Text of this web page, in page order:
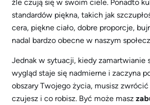
źle czują się w swoim ciele. Ponadto
standardów piękna, takich jak
cera, piękne ciało, dobre proporcje,
nadal bardzo obecne w naszym
Jednak w sytuacji, kiedy zamartwianie
wygląd staje się nadmierne i zaczyna
obszary Twojego życia, musisz
czujesz i co robisz. Być może masz